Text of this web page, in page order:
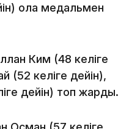
қола медальмен
Ким (48 келіге
(52 келіге дейін),
дейін) топ жарды.